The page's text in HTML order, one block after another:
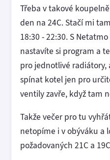
Třeba v takové
den na 24C. Stačí mi
18:30 - 22:30. S
nastavíte si program a
pro jednotlivé radiátory,
spínat kotel jen pro
ventily zavře, když tam
Takže večer pro tu
netopíme i v obýváku a
požadovaných 21C a